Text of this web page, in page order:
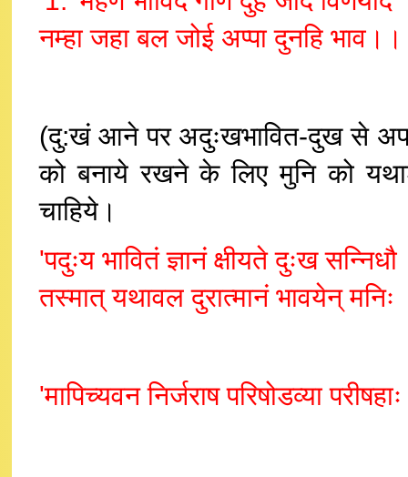
नम्हा जहा बल जोई अप्पा दुनहि भाव।।
(दु:खं आने पर अदुःखभावित-दुख से
को बनाये रखने के लिए मुनि को
चाहिये।
'पदुःय भावितं ज्ञानं क्षीयते दुःख
तस्मात् यथावल दुरात्मानं भावयेन्
'मापिच्यवन निर्जराष परिषोडव्या